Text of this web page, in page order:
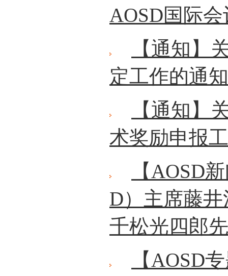
AOSD国际
【通知】
定工作的通知
【通知】
术奖励申报
【AOSD
D）主席藤
千松光四郎
【AOSD